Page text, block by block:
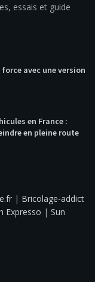
essais et guide
avec une version
en France :
en pleine route
| Bricolage-addict
Expresso | Sun